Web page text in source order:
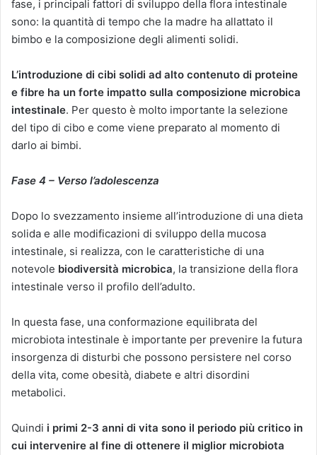
fase, i principali fattori di sviluppo della flora intestinale
sono: la quantità di tempo che la madre ha allattato il
bimbo e la composizione degli alimenti solidi.
L’introduzione di cibi solidi ad alto contenuto di proteine
e fibre ha un forte impatto sulla composizione microbica
intestinale. Per questo è molto importante la selezione
del tipo di cibo e come viene preparato al momento di
darlo ai bimbi.
Fase 4 – Verso l’adolescenza
Dopo lo svezzamento insieme all’introduzione di una dieta
solida e alle modificazioni di sviluppo della mucosa
intestinale, si realizza, con le caratteristiche di una
notevole biodiversità microbica, la transizione della flora
intestinale verso il profilo dell’adulto.
In questa fase, una conformazione equilibrata del
microbiota intestinale è importante per prevenire la futura
insorgenza di disturbi che possono persistere nel corso
della vita, come obesità, diabete e altri disordini
metabolici.
Quindi i primi 2-3 anni di vita sono il periodo più critico in
cui intervenire al fine di ottenere il miglior microbiota